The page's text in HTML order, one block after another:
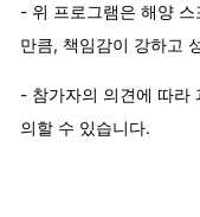
- 위 프로그램은 해양
만큼, 책임감이 강하고
- 참가자의 의견에 따라
의할 수 있습니다.